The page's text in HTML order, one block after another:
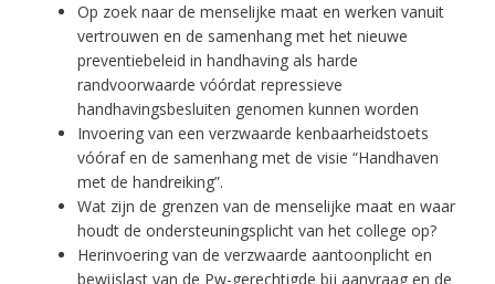
Op zoek naar de menselijke maat en werken vanuit
vertrouwen en de samenhang met het nieuwe
preventiebeleid in handhaving als harde
randvoorwaarde vóórdat repressieve
handhavingsbesluiten genomen kunnen worden
Invoering van een verzwaarde kenbaarheidstoets
vóóraf en de samenhang met de visie “Handhaven
met de handreiking”.
Wat zijn de grenzen van de menselijke maat en waar
houdt de ondersteuningsplicht van het college op?
Herinvoering van de verzwaarde aantoonplicht en
bewijslast van de Pw-gerechtigde bij aanvraag en de